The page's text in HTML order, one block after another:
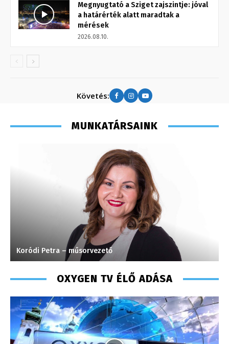
Megnyugtató a Sziget zajszintje: jóval
a határérték alatt maradtak a
mérések
2026.08.10.
Követés:
MUNKATÁRSAINK
Koródi Petra – műsorvezető
OXYGEN TV ÉLŐ ADÁSA